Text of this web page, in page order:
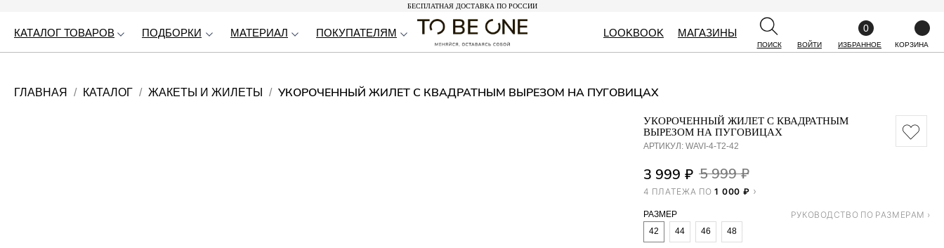
КАТАЛОГ ТОВАРОВ ПОКУПАТЕЛЯМ
МАТЕРИАЛ LOOKBOOK
ПОДБОРКИ МАГАЗИНЫ
БЕСПЛАТНАЯ ДОСТАВКА ПО РОССИИ
0
ВОЙТИ
ПОИСК ИЗБРАННОЕ КОРЗИНА
КАТАЛОГ ТОВАРОВ ПОКУПАТЕЛЯМ
МАТЕРИАЛ LOOKBOOK
ПОДБОРКИ МАГАЗИНЫ
БЕСПЛАТНАЯ ДОСТАВКА ПО РОССИИ
0
ВОЙТИ
ПОИСК ИЗБРАННОЕ КОРЗИНА
ГЛАВНАЯ КАТАЛОГ ЖАКЕТЫ И ЖИЛЕТЫ УКОРОЧЕННЫЙ ЖИЛЕТ С КВАДРАТНЫМ ВЫРЕЗОМ НА ПУГОВИЦАХ
УКОРОЧЕННЫЙ ЖИЛЕТ С КВАДРАТНЫМ
ВЫРЕЗОМ НА ПУГОВИЦАХ
АРТИКУЛ: WAVI-4-T2-42
3 999 ₽ 5 999 ₽
4 ПЛАТЕЖА ПО1 000 ₽
РАЗМЕР
42
44 46 48